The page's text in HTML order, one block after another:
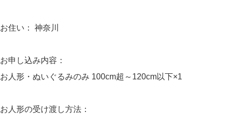
お住い： 神奈川
お申し込み内容：
お人形・ぬいぐるみのみ 100cm超～120cm以下×1
お人形の受け渡し方法：